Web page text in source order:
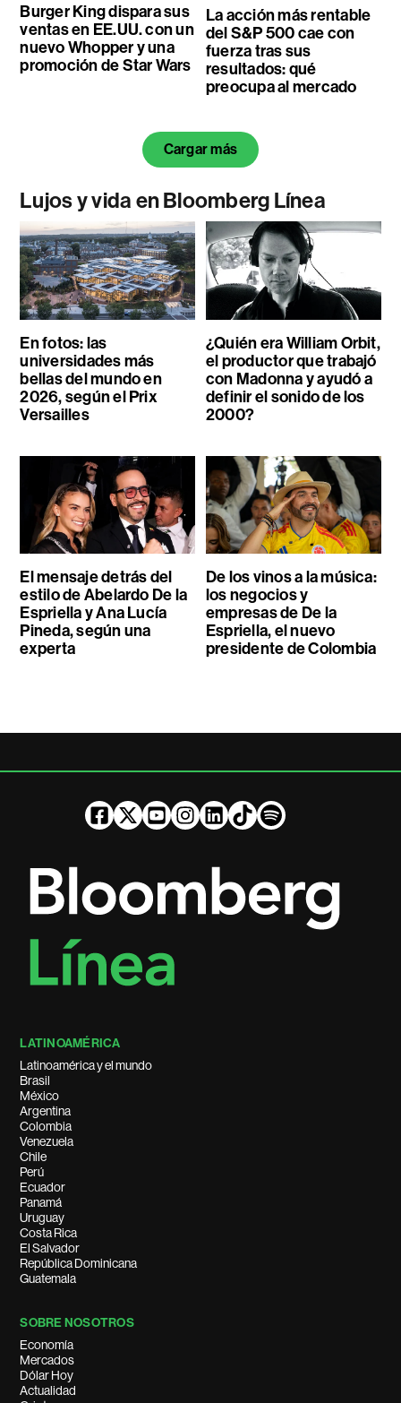
Burger King dispara sus
ventas en EE.UU. con un
nuevo Whopper y una
promoción de Star Wars
La acción más rentable
del S&P 500 cae con
fuerza tras sus
resultados: qué
preocupa al mercado
Cargar más
Lujos y vida en Bloomberg Línea
En fotos: las
universidades más
bellas del mundo en
2026, según el Prix
Versailles
¿Quién era William Orbit,
el productor que trabajó
con Madonna y ayudó a
definir el sonido de los
2000?
El mensaje detrás del
estilo de Abelardo De la
Espriella y Ana Lucía
Pineda, según una
experta
De los vinos a la música:
los negocios y
empresas de De la
Espriella, el nuevo
presidente de Colombia
LATINOAMÉRICA
Latinoamérica y el mundo
Brasil
México
Argentina
Colombia
Venezuela
Chile
Perú
Ecuador
Panamá
Uruguay
Costa Rica
El Salvador
República Dominicana
Guatemala
SOBRE NOSOTROS
Economía
Mercados
Dólar Hoy
Actualidad